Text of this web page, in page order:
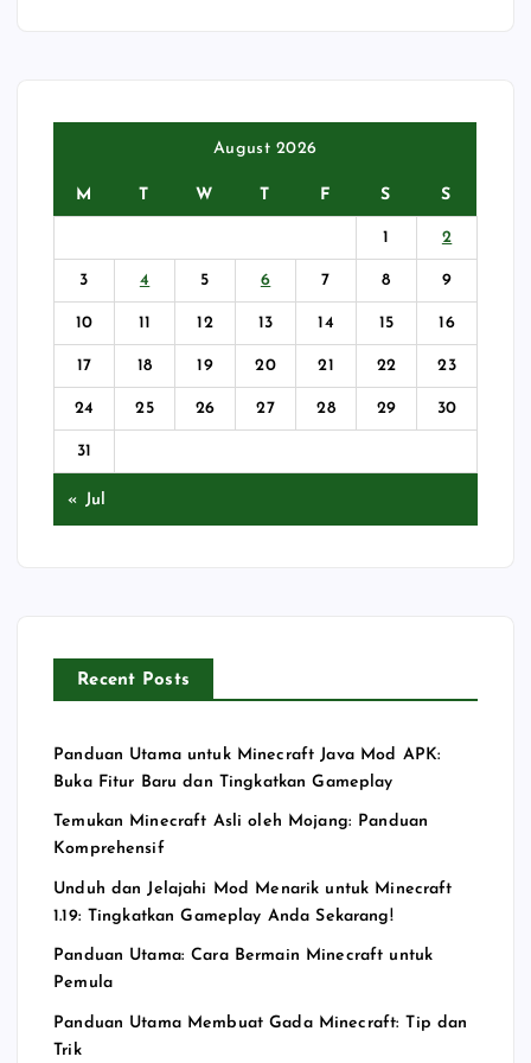
August 2026
M T W T F S S
1 2
3 4 5 6 7 8 9
10 11 12 13 14 15 16
17 18 19 20 21 22 23
24 25 26 27 28 29 30
31
« Jul
Recent Posts
Panduan Utama untuk Minecraft Java Mod APK:
Buka Fitur Baru dan Tingkatkan Gameplay
Temukan Minecraft Asli oleh Mojang: Panduan
Komprehensif
Unduh dan Jelajahi Mod Menarik untuk Minecraft
1.19: Tingkatkan Gameplay Anda Sekarang!
Panduan Utama: Cara Bermain Minecraft untuk
Pemula
Panduan Utama Membuat Gada Minecraft: Tip dan
Trik